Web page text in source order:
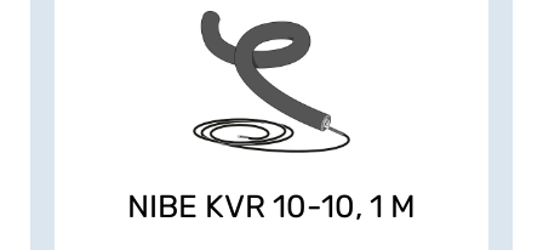
NIBE KVR 10-10, 1 M